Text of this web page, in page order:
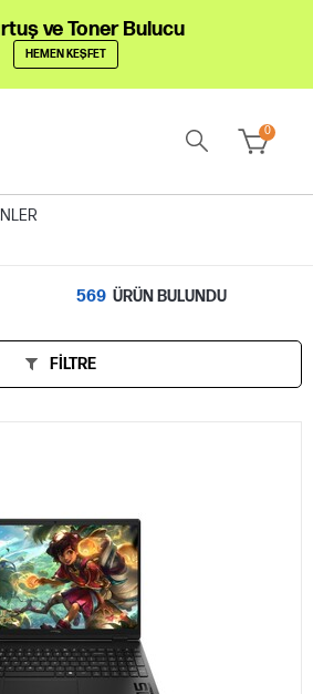
ve Toner Bulucu
HEMEN KEŞFET
0
569 ÜRÜN BULUNDU
FILTRE